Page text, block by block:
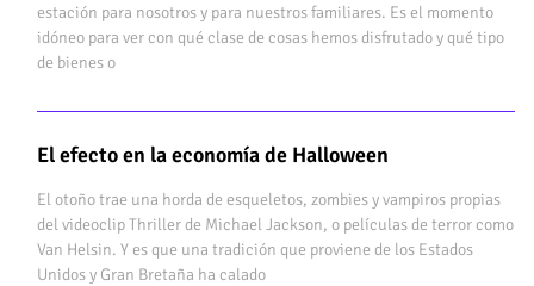
estación para nosotros y para nuestros familiares. Es el momento
idóneo para ver con qué clase de cosas hemos disfrutado y qué tipo
de bienes o
El efecto en la economía de Halloween
El otoño trae una horda de esqueletos, zombies y vampiros propias
del videoclip Thriller de Michael Jackson, o películas de terror como
Van Helsin. Y es que una tradición que proviene de los Estados
Unidos y Gran Bretaña ha calado